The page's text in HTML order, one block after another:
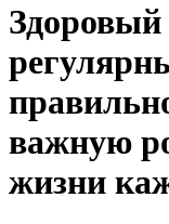
Здоровый
важную
жизни